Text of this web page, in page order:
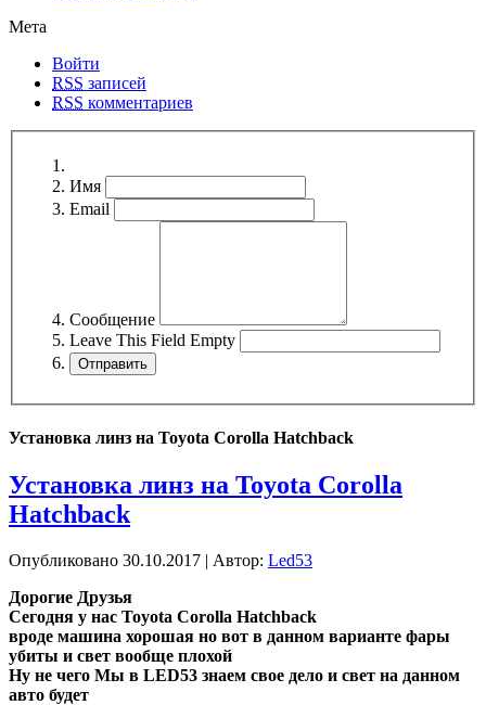
Мета
Войти
RSS записей
RSS комментариев
Имя
Email
Сообщение
Leave This Field Empty
Установка линз на Toyota Corolla Hatchback
Установка линз на Toyota Corolla
Hatchback
Опубликовано 30.10.2017 | Автор: Led53
Дорогие Друзья
Сегодня у нас Toyota Corolla Hatchback
вроде машина хорошая но вот в данном варианте фары
убиты и свет вообще плохой
Ну не чего Мы в LED53 знаем свое дело и свет на данном
авто будет